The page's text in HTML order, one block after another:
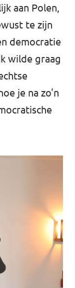
aan Polen,
te zijn
democratie
wilde graag
je na zo'n